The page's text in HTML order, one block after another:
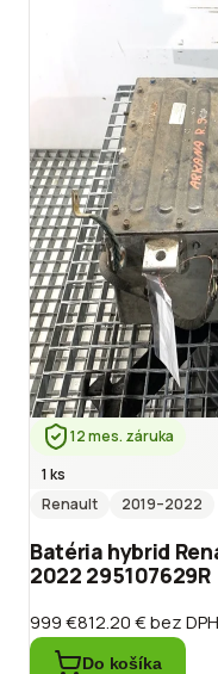
12 mes. záruka
1 ks
Renault
2019–2022
Batéria hybrid
2022 295107629R
999 €812.20 €bez DPH
Do košíka